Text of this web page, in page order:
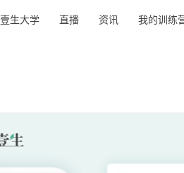
壹生大学 直播 资讯 我的训练